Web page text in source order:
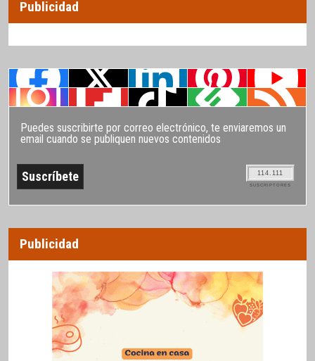
Publicidad
Puedes suscribirte por correo electrónico, te enviaremos un
email cuando se publiquen nuevos contenidos
114.111
SUSCRIPTORES
Publicidad